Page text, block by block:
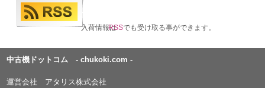
入荷情報はRSSでも受け取る事ができます。
中古機ドットコム - chukoki.com -
運営会社 アタリス株式会社